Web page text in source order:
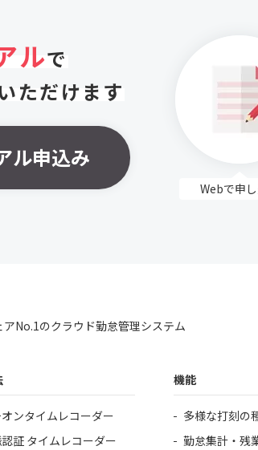
ルで
ただけます
ル申込み
Webで申
アNo.1のクラウド勤怠管理システム
ンタイムレコーダー
証 タイムレコーダー
機能
多様な打刻の
勤怠集計・残